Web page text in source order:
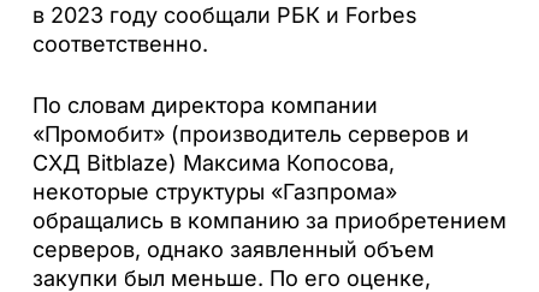
в 2023 году сообщали РБК и Forbes
соответственно.
По словам директора компании
«Промобит» (производитель серверов и
СХД Bitblaze) Максима Копосова,
некоторые структуры «Газпрома»
обращались в компанию за приобретением
серверов, однако заявленный объем
закупки был меньше. По его оценке,